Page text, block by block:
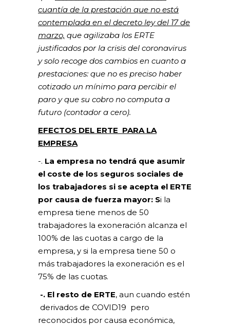
cuantía de la prestación que no está
contemplada en el decreto ley del 17 de
marzo, que agilizaba los ERTE
justificados por la crisis del coronavirus
y solo recoge dos cambios en cuanto a
prestaciones: que no es preciso haber
cotizado un mínimo para percibir el
paro y que su cobro no computa a
futuro (contador a cero).
EFECTOS DEL ERTE PARA LA
EMPRESA
-. La empresa no tendrá que asumir
el coste de los seguros sociales de
los trabajadores si se acepta el ERTE
por causa de fuerza mayor: Si la
empresa tiene menos de 50
trabajadores la exoneración alcanza el
100% de las cuotas a cargo de la
empresa, y si la empresa tiene 50 o
más trabajadores la exoneración es el
75% de las cuotas.
-. El resto de ERTE, aun cuando estén
derivados de COVID19 pero
reconocidos por causa económica,